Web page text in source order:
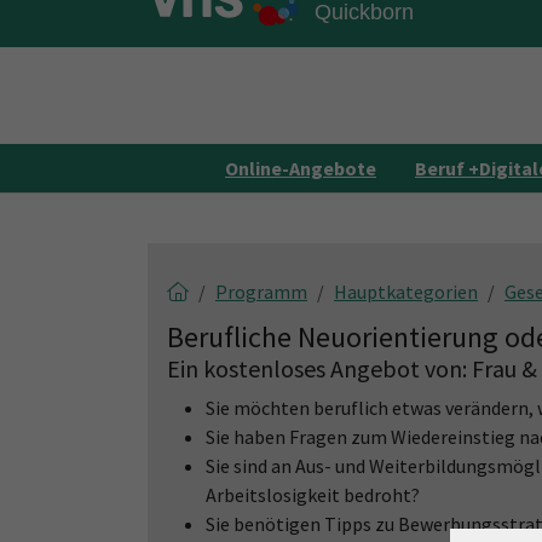
Skip to main content
Skip to page footer
Online-Angebote Beruf
Programm Hauptkategorien
Berufliche Neuorientierung
Ein kostenloses Angebot von: Frau
Sie möchten beruflich etwas verändern,
Sie haben Fragen zum Wiedereinstieg
Sie sind an Aus- und
Arbeitslosigkeit bedroht?
Sie benötigen Tipps zu